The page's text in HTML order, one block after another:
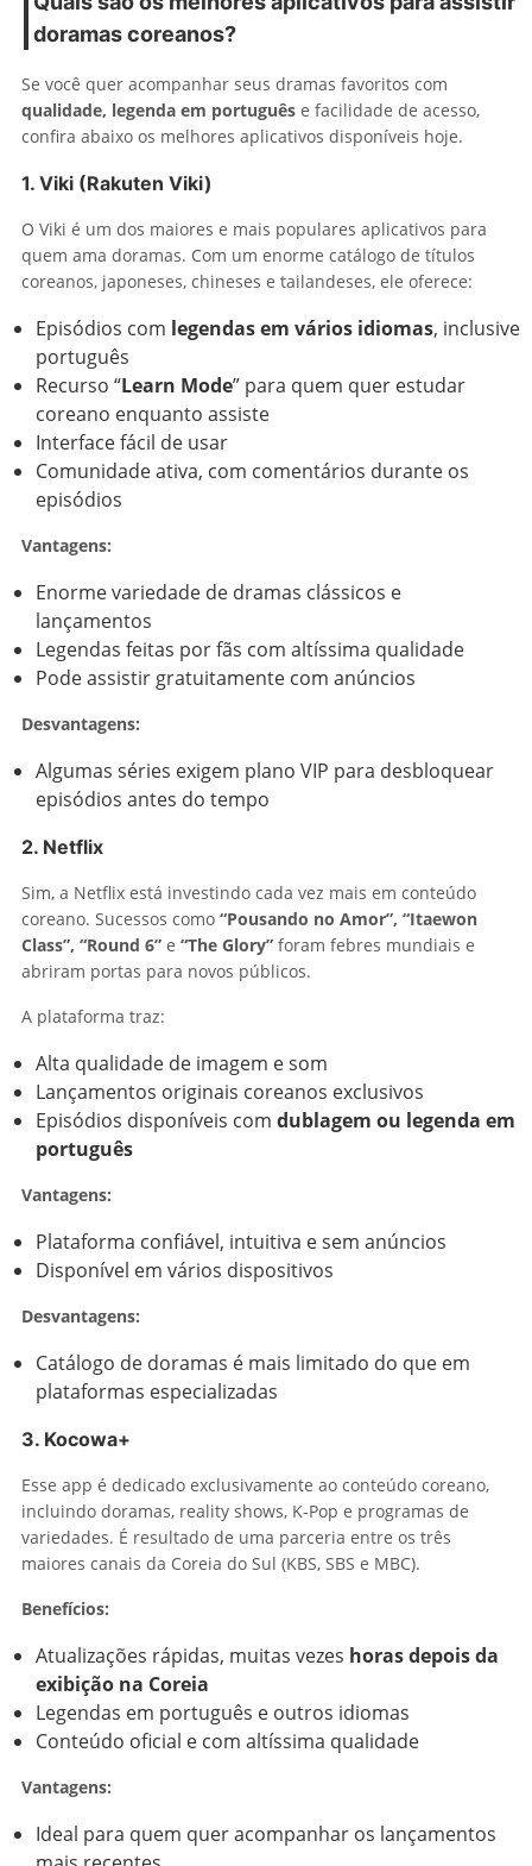
doramas coreanos?
Se você quer acompanhar seus dramas favoritos com
qualidade, legenda em português e facilidade de acesso,
confira abaixo os melhores aplicativos disponíveis hoje.
1. Viki (Rakuten Viki)
O Viki é um dos maiores e mais populares aplicativos para
quem ama doramas. Com um enorme catálogo de títulos
coreanos, japoneses, chineses e tailandeses, ele oferece:
Episódios com legendas em vários idiomas, inclusive
português
Recurso “Learn Mode” para quem quer estudar
coreano enquanto assiste
Interface fácil de usar
Comunidade ativa, com comentários durante os
episódios
Vantagens:
Enorme variedade de dramas clássicos e
lançamentos
Legendas feitas por fãs com altíssima qualidade
Pode assistir gratuitamente com anúncios
Desvantagens:
Algumas séries exigem plano VIP para desbloquear
episódios antes do tempo
2. Netflix
Sim, a Netflix está investindo cada vez mais em conteúdo
coreano. Sucessos como “Pousando no Amor”, “Itaewon
Class”, “Round 6” e “The Glory” foram febres mundiais e
abriram portas para novos públicos.
A plataforma traz:
Alta qualidade de imagem e som
Lançamentos originais coreanos exclusivos
Episódios disponíveis com dublagem ou legenda em
português
Vantagens:
Plataforma confiável, intuitiva e sem anúncios
Disponível em vários dispositivos
Desvantagens:
Catálogo de doramas é mais limitado do que em
plataformas especializadas
3. Kocowa+
Esse app é dedicado exclusivamente ao conteúdo coreano,
incluindo doramas, reality shows, K-Pop e programas de
variedades. É resultado de uma parceria entre os três
maiores canais da Coreia do Sul (KBS, SBS e MBC).
Benefícios:
Atualizações rápidas, muitas vezes horas depois da
exibição na Coreia
Legendas em português e outros idiomas
Conteúdo oficial e com altíssima qualidade
Vantagens:
Ideal para quem quer acompanhar os lançamentos